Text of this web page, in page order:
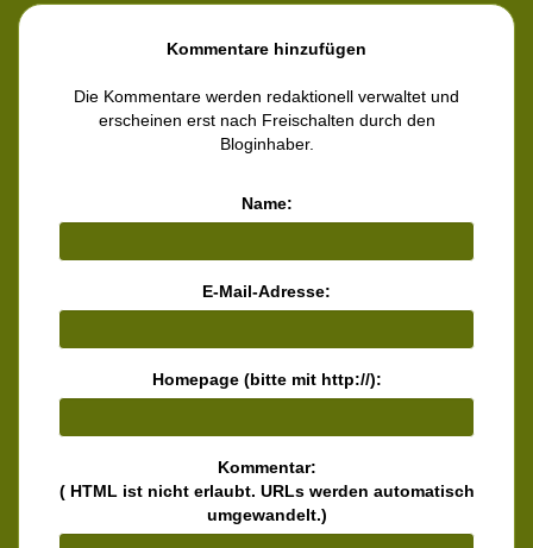
Kommentare hinzufügen
Die Kommentare werden redaktionell verwaltet und
erscheinen erst nach Freischalten durch den
Bloginhaber.
Name:
E-Mail-Adresse:
Homepage (bitte mit http://):
Kommentar:
( HTML ist nichterlaubt. URLs werden automatisch
umgewandelt.)